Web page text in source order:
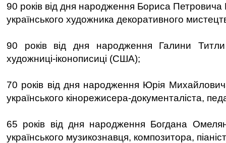
90 років від дня народження Бориса
українського художника декоративного
90 років від дня народження Галини Титли
художниці-іконописиці (США);
70 років від дня народження Юрія
українського кінорежисера-документаліста,
65 років від дня народження Богдана
українського музикознавця, композитора,